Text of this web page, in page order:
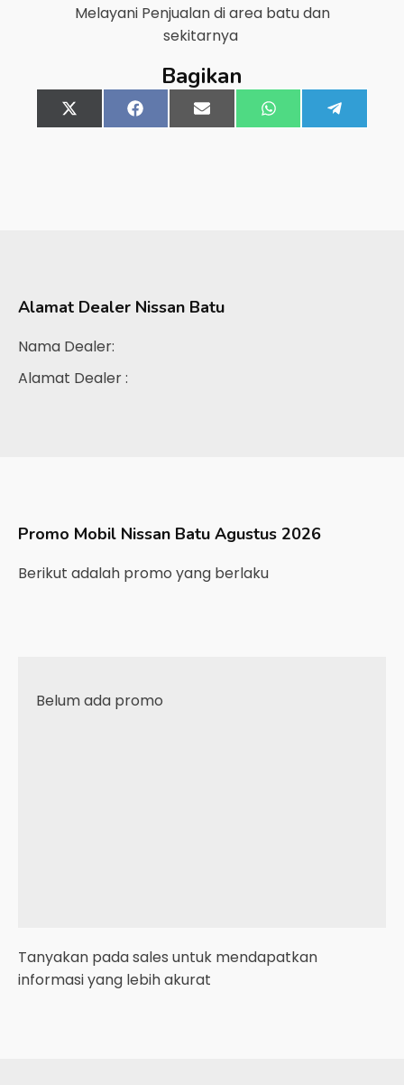
Melayani Penjualan di area batudan
sekitarnya
Bagikan
Share
on
X
(Twitter)
Share
on
FacebookShare
on
Email Share
on
WhatsApp
on
Alamat Dealer Nissan Batu
Nama Dealer:
Alamat Dealer :
Promo Mobil Nissan Batu Agustus 2026
Berikut adalah promo yang berlaku
Belum ada promo
Tanyakan pada sales untuk mendapatkan
informasi yang lebih akurat